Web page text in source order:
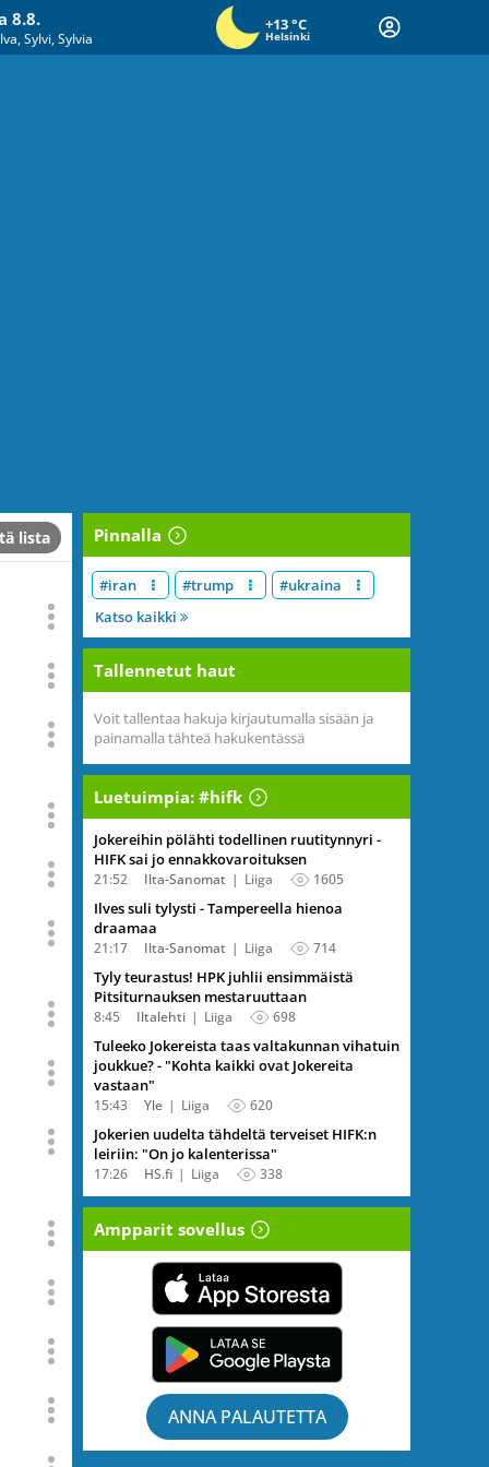
8.8.
Sylvi, Sylvia
+13°C
Helsinki
lista Pinnalla
#iran #trump
#ukraina
Katso kaikki
Tallennetut haut
Voit tallentaa hakuja kirjautumalla sisään ja
painamalla tähteä hakukentässä
Luetuimpia: #hifk
Jokereihin pölähti todellinen ruutitynnyri -
HIFK sai jo ennakkovaroituksen
21:52 Ilta-Sanomat Liiga 1605
Ilves suli tylysti - Tampereella hienoa
draamaa
21:17 Ilta-Sanomat Liiga 714
Tyly teurastus! HPK juhlii ensimmäistä
Pitsiturnauksen mestaruuttaan
8:45 Iltalehti Liiga 698
Tuleeko Jokereista taas valtakunnan vihatuin
joukkue? - "Kohta kaikki ovat Jokereita
vastaan"
15:43 Yle Liiga 620
Jokerien uudelta tähdeltä terveiset HIFK:n
leiriin: "On jo kalenterissa"
17:26 HS.fi Liiga 338
Ampparit sovellus
ANNA PALAUTETTA